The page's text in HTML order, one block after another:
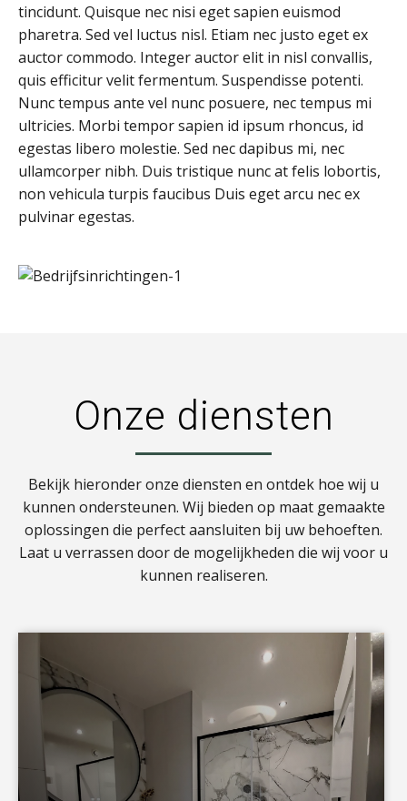
tincidunt. Quisque nec nisi eget sapien euismod
pharetra. Sed vel luctus nisl. Etiam nec justo eget ex
auctor commodo. Integer auctor elit in nisl convallis,
quis efficitur velit fermentum. Suspendisse potenti.
Nunc tempus ante vel nunc posuere, nec tempus mi
ultricies. Morbi tempor sapien id ipsum rhoncus, id
egestas libero molestie. Sed nec dapibus mi, nec
ullamcorper nibh. Duis tristique nunc at felis lobortis,
non vehicula turpis faucibus Duis eget arcu nec ex
pulvinar egestas.
Onze diensten
Bekijk hieronder onze diensten en ontdek hoe wij u
kunnen ondersteunen. Wij bieden op maat gemaakte
oplossingen die perfect aansluiten bij uw behoeften.
Laat u verrassen door de mogelijkheden die wij voor u
kunnen realiseren.